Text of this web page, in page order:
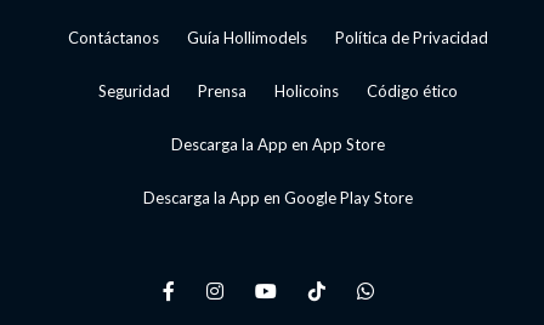
Contáctanos Guía Hollimodels Política de Privacidad
Seguridad Prensa Holicoins Código ético
Descarga la App en App Store
Descarga la App en Google Play Store